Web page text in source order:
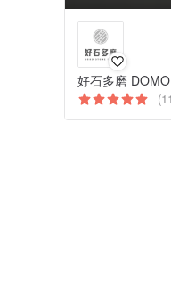
好石多磨 DOMO